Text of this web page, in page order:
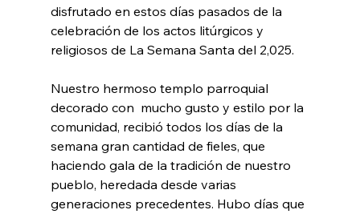
disfrutado en estos días pasados de la
celebración de los actos litúrgicos y
religiosos de La Semana Santa del 2,025.
Nuestro hermoso templo parroquial
decorado con  mucho gusto y estilo por la
comunidad, recibió todos los días de la
semana gran cantidad de fieles, que
haciendo gala de la tradición de nuestro
pueblo, heredada desde varias
generaciones precedentes. Hubo días que